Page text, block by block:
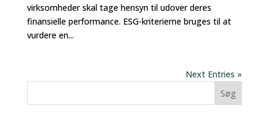
virksomheder skal tage hensyn til udover deres
finansielle performance. ESG-kriterierne bruges til at
vurdere en...
Next Entries »
Søg